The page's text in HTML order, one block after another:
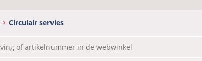
Circulair servies